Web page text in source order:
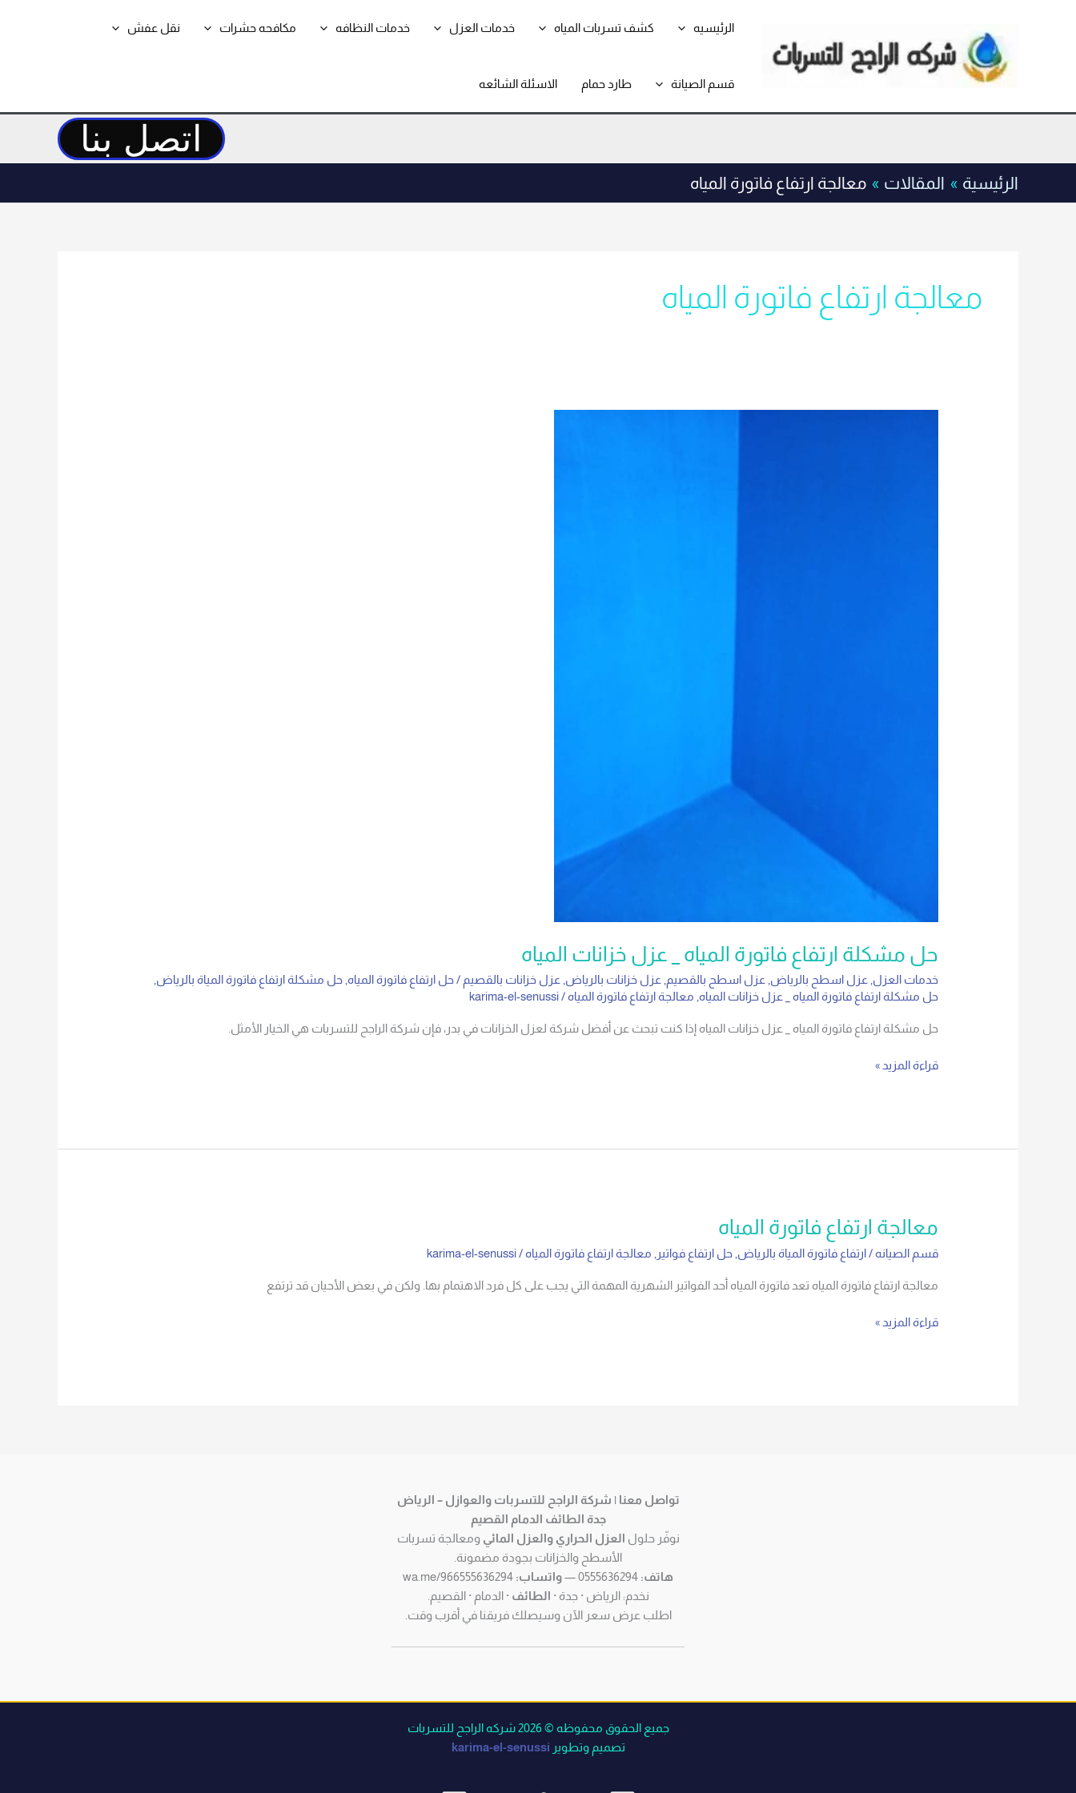
الرئيسيه كشف تسربات المياه خدمات العزل خدمات النظافه مكافحه حشرات نقل عفش
قسم الصيانة طارد حمام الاسئلة الشائعه
اتصل بنا
الرئيسية المقالات معالجة ارتفاع فاتورة المياه
معالجة ارتفاع فاتورة المياه
حل مشكلة ارتفاع فاتورة المياه _ عزل خزانات المياه
خدمات العزل عزل اسطح بالرياض عزل اسطح بالقصيم عزل خزانات بالرياض عزل خزانات بالقصيم /حل ارتفاع فاتورة المياه ,حل مشكلة ارتفاع فاتورة المياة بالرياض
حل مشكلة ارتفاع فاتورة المياه _ عزل خزانات المياه معالجة ارتفاع فاتورة المياه/
karima-el-senussi
حل مشكلة ارتفاع فاتورة المياه _ عزل خزانات المياه إذا كنت تبحث عن أفضل شركة لعزل الخزانات في بدر، فإن شركة الراجح للتسربات هي الخيار الأمثل.
قراءة المزيد »
معالجة ارتفاع فاتورة المياه
قسم الصيانه/ارتفاع فاتورة المياة بالرياض ,حل ارتفاع فواتير معالجة ارتفاع فاتورة المياه/
karima-el-senussi
معالجة ارتفاع فاتورة المياه تعد فاتورة المياه أحد الفواتير الشهرية المهمة التي يجب على كل فرد الاهتمام بها. ولكن في بعض الأحيان قد ترتفع
معالجة
فاتورة
المياه
قراءة المزيد »
تواصل معنا | شركة الراجح للتسربات والعوازل – الرياض
جدة الطائف الدمام القصيم
نوفّر حلول العزل الحراري والعزل المائي ومعالجة تسربات
الأسطح والخزانات بجودة مضمونة.
هاتف:
واتساب:
نخدم: الرياض · جدة · الطائف · الدمام · القصيم.
اطلب عرض سعر الآن وسيصلك فريقنا في أقرب وقت.
جميع الحقوق محفوظه © 2026 شركه الراجح للتسربات
تصميم وتطوير karima-el-senussi